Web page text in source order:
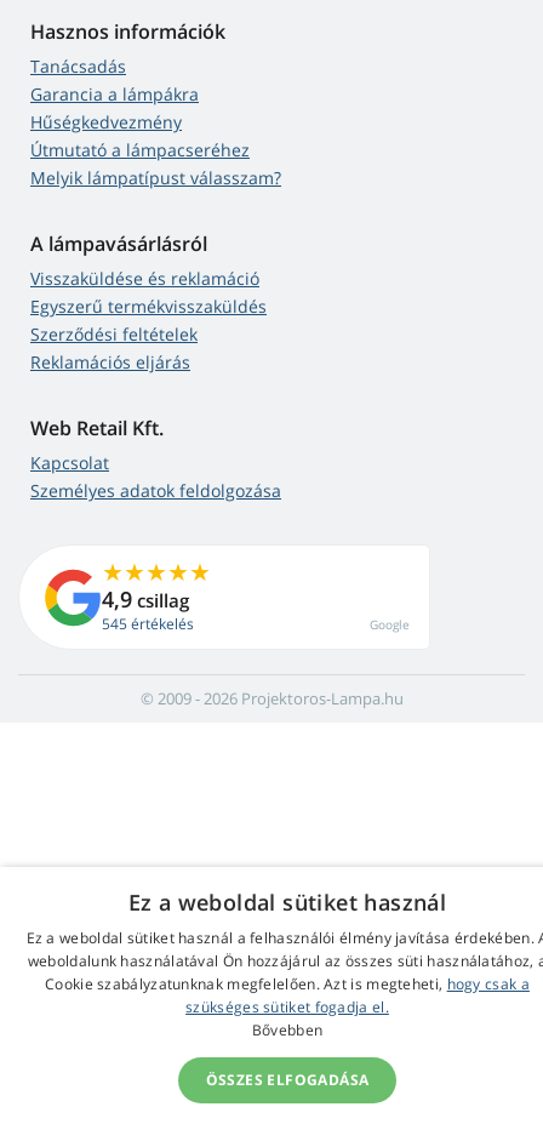
Hasznos információk
Tanácsadás
Garancia a lámpákra
Hűségkedvezmény
Útmutató a lámpacseréhez
Melyik lámpatípust válasszam?
A lámpavásárlásról
Visszaküldése és reklamáció
Egyszerű termékvisszaküldés
Szerződési feltételek
Reklamációs eljárás
Web Retail Kft.
Kapcsolat
Személyes adatok feldolgozása
4,9 csillag
545 értékelés Google
© 2009 - 2026 Projektoros-Lampa.hu
Ez a weboldal sütiket használ
Ez a weboldal sütiket használ a felhasználói élmény javítása érdekében.
weboldalunk használatával Ön hozzájárul az összes süti használatához,
Cookie szabályzatunknak megfelelően. Azt is megteheti, hogy csak a
szükséges sütiket fogadja el.
Bővebben
ÖSSZES ELFOGADÁSA